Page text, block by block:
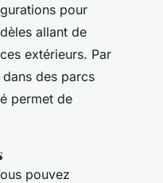
pour
allant de
extérieurs. Par
des parcs
permet de
pouvez